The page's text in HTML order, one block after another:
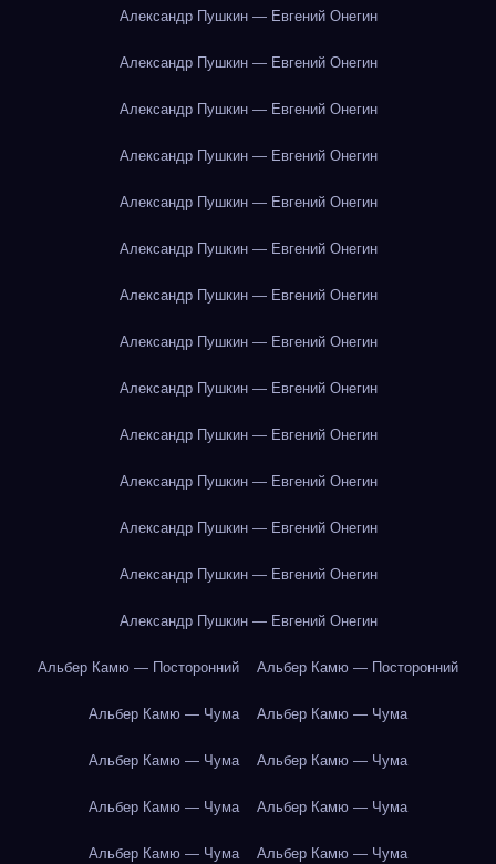
Александр Пушкин — Евгений Онегин
Александр Пушкин — Евгений Онегин
Александр Пушкин — Евгений Онегин
Александр Пушкин — Евгений Онегин
Александр Пушкин — Евгений Онегин
Александр Пушкин — Евгений Онегин
Александр Пушкин — Евгений Онегин
Александр Пушкин — Евгений Онегин
Александр Пушкин — Евгений Онегин
Александр Пушкин — Евгений Онегин
Александр Пушкин — Евгений Онегин
Александр Пушкин — Евгений Онегин
Александр Пушкин — Евгений Онегин
Александр Пушкин — Евгений Онегин
Альбер Камю — Посторонний Альбер Камю — Посторонний
Альбер Камю — Чума Альбер Камю — Чума
Альбер Камю — Чума Альбер Камю — Чума
Альбер Камю — Чума Альбер Камю — Чума
Альбер Камю — Чума Альбер Камю — Чума